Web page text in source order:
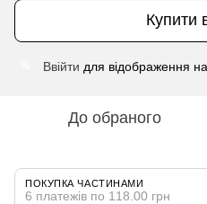
Купити
Ввійти для відображення
До обраного
ПОКУПКА ЧАСТИНАМИ
6 платежів по 118.00 грн